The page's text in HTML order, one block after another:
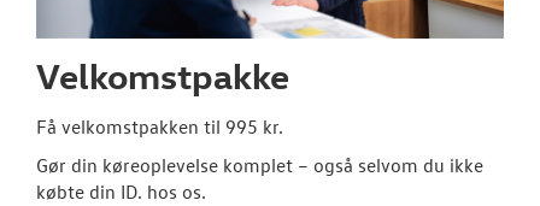
Velkomstpakke
Få velkomstpakken til 995 kr.
Gør din køreoplevelse komplet – også selvom du ikke
købte din ID. hos os.